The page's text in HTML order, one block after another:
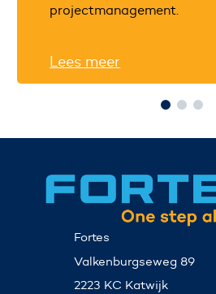
projectmanagement.
Lees meer
Fortes
Valkenburgseweg 89
2223 KC Katwijk